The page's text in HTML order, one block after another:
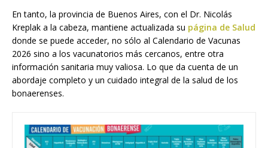
En tanto, la provincia de Buenos Aires, con el Dr. Nicolás
Kreplak a la cabeza, mantiene actualizada su página de Salud
donde se puede acceder, no sólo al Calendario de Vacunas
2026 sino a los vacunatorios más cercanos, entre otra
información sanitaria muy valiosa. Lo que da cuenta de un
abordaje completo y un cuidado integral de la salud de los
bonaerenses.